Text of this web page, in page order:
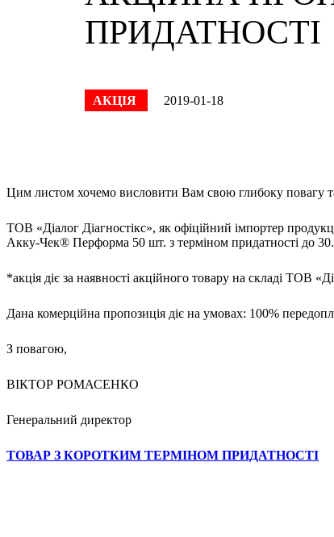
ПРИДАТНОСТІ
АКЦІЯ 2019-01-18
Цим листом хочемо висловити Вам свою глибоку повагу
ТОВ «Діалог Діагностікс», як офіційний імпортер
Акку-Чек® Перформа 50 шт. з терміном придатності до
*акція діє за наявності акційного товару на складі ТОВ
Дана комерційна пропозиція діє на умовах: 100%
З повагою,
ВІКТОР РОМАСЕНКО
Генеральний директор
ТОВАР З КОРОТКИМ ТЕРМІНОМ ПРИДАТНОСТІ